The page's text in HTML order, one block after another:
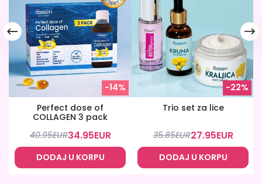
-14%
Perfect dose of
COLLAGEN 3 pack
40.95EUR34.95EUR
DODAJ U KORPU
-22%
Trio set za lice
35.85EUR27.95EUR
DODAJ U KORPU